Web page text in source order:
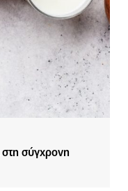
σύγχρονη